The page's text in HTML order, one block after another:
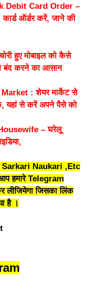
Debit Card Order –
ऑर्डर करें, जाने की
हुए मोबाइल को कैसे
बंद करने का आसान
: शेयर मार्केट से
यहां से करें अपने पैसे को
– घरेलू
Sarkari Naukari ,Etc
हमारे Telegram
जिसका लिंक
है ।